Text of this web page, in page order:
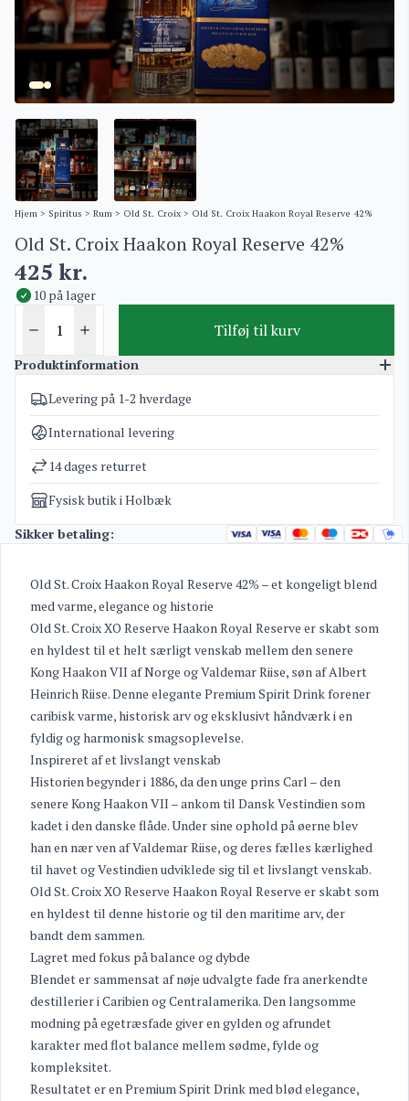
Hjem > Spiritus > Rum > Old St. Croix > Old St. Croix Haakon Royal Reserve 42%
Old St. Croix Haakon Royal Reserve 42%
425 kr.
10 på lager
Tilføj til kurv
Produktinformation
Varenummer
3178
Kategorier
Vægt
1,7 kg
Levering på 1-2 hverdage
International levering
14 dages returret
Fysisk butik i Holbæk
Sikker betaling:
Old St. Croix Haakon Royal Reserve 42% – et kongeligt blend
med varme, elegance og historie
Old St. Croix XO Reserve Haakon Royal Reserve er skabt som
en hyldest til et helt særligt venskab mellem den senere
Kong Haakon VII af Norge og Valdemar Riise, søn af Albert
Heinrich Riise. Denne elegante Premium Spirit Drink forener
caribisk varme, historisk arv og eksklusivt håndværk i en
fyldig og harmonisk smagsoplevelse.
Inspireret af et livslangt venskab
Historien begynder i 1886, da den unge prins Carl – den
senere Kong Haakon VII – ankom til Dansk Vestindien som
kadet i den danske flåde. Under sine ophold på øerne blev
han en nær ven af Valdemar Riise, og deres fælles kærlighed
til havet og Vestindien udviklede sig til et livslangt venskab.
Old St. Croix XO Reserve Haakon Royal Reserve er skabt som
en hyldest til denne historie og til den maritime arv, der
bandt dem sammen.
Lagret med fokus på balance og dybde
Blendet er sammensat af nøje udvalgte fade fra anerkendte
destillerier i Caribien og Centralamerika. Den langsomme
modning på egetræsfade giver en gylden og afrundet
karakter med flot balance mellem sødme, fylde og
kompleksitet.
Resultatet er en Premium Spirit Drink med blød elegance,